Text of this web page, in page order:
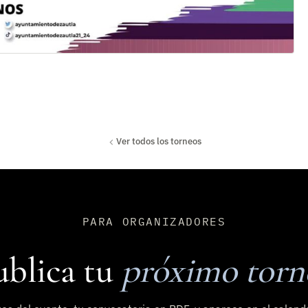
Ver todos los torneos
PARA ORGANIZADORES
tu próximo